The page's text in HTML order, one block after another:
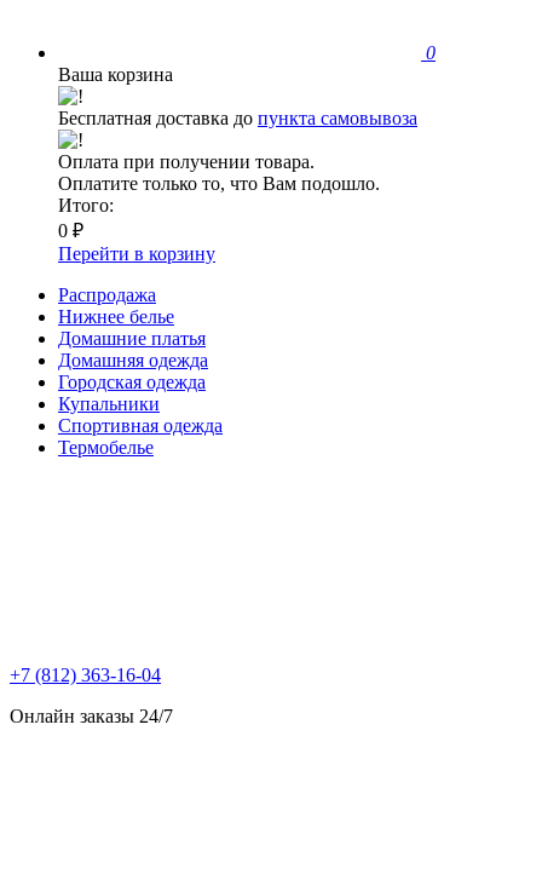
0
Ваша корзина
Бесплатная доставка до пункта самовывоза
Оплата при получении товара.
Оплатите только то, что Вам подошло.
Итого:
0 ₽
Перейти в корзину
Распродажа
Нижнее белье
Домашние платья
Домашняя одежда
Городская одежда
Купальники
Спортивная одежда
Термобелье
+7 (812) 363-16-04
Онлайн заказы 24/7